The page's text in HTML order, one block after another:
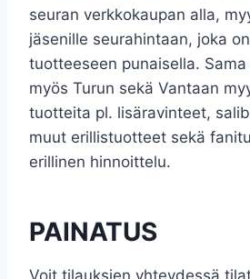
seuran verkkokaupan alla,
jäsenille seurahintaan, joka
tuotteeseen punaisella.
myös Turun sekä Vantaan
tuotteita pl. lisäravinteet,
muut erillistuotteet sekä
erillinen hinnoittelu.
PAINATUS
Voit tilauksien yhteydessä